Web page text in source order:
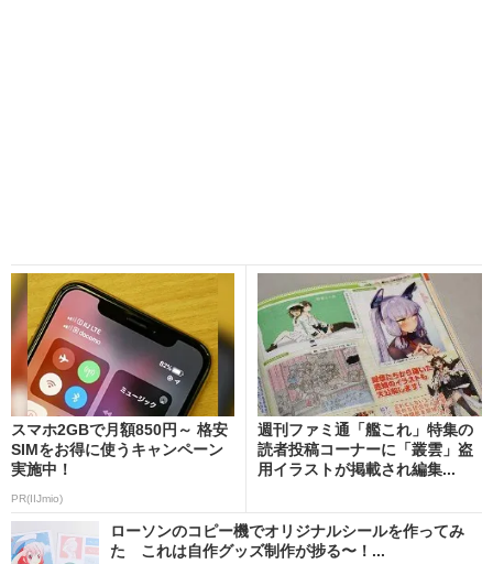
スマホ2GBで月額850円～ 格安
SIMをお得に使うキャンペーン
実施中！
PR(IIJmio)
週刊ファミ通「艦これ」特集の
読者投稿コーナーに「叢雲」盗
用イラストが掲載され編集...
ローソンのコピー機でオリジナルシールを作ってみ
た これは自作グッズ制作が捗る〜！...